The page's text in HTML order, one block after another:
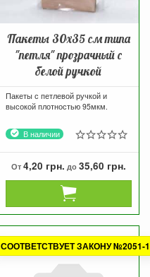
Пакеты 30х35 см типа
"петля" прозрачный с
белой ручкой
Пакеты с петлевой ручкой и
высокой плотностью 95мкм.
В наличии
От 4,20 грн. до 35,60 грн.
СООТВЕТСТВУЕТ ЗАКОНУ №2051-1